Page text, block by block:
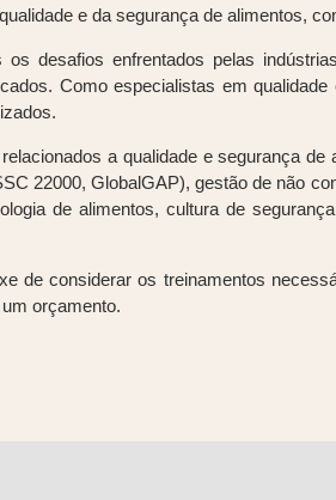
e da segurança de alimentos,
os desafios enfrentados pelas
Como especialistas em
a qualidade e segurança
22000, GlobalGAP), gestão de não
de alimentos, cultura de
de considerar os treinamentos
orçamento.